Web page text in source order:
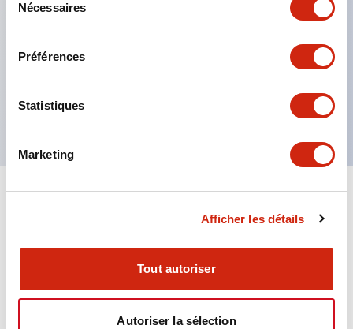
Nécessaires
Préférences
Statistiques
Marketing
Afficher les détails
Tout autoriser
Autoriser la sélection
La structure de protection est de type résistant
de type fermé)
normes EN. (Sauf buzzer)
Catalogues Et Brochures